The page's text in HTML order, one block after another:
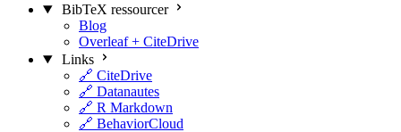
BibTeX ressourcer
Blog
Overleaf + CiteDrive
Links
🔗 CiteDrive
🔗 Datanautes
🔗 R Markdown
🔗 BehaviorCloud